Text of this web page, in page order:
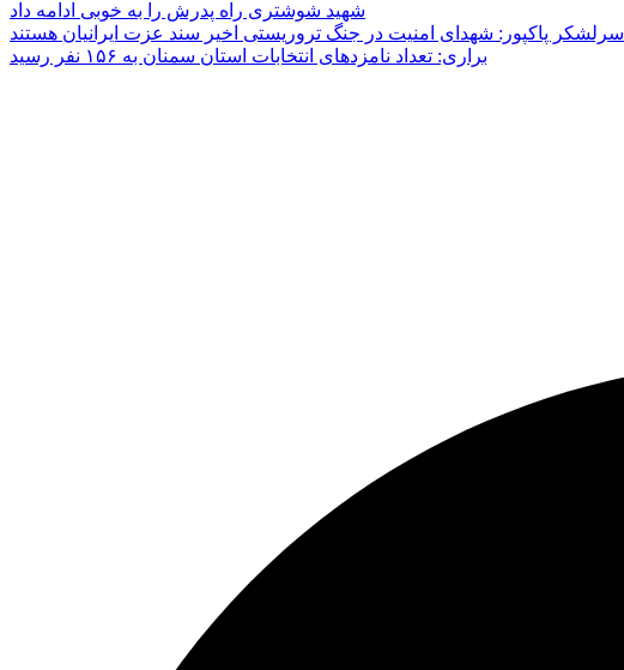
شهید شوشتری راه پدرش را به خوبی ادامه داد
سرلشکر پاکپور: شهدای امنیت در جنگ تروریستی اخیر سند عزت ایرانیان هستند
براری: تعداد نامزدهای انتخابات استان سمنان به ۱۵۶ نفر رسید